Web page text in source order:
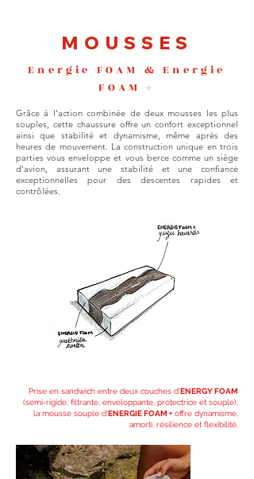
MOUSSES
Energie FOAM & Energie
FOAM +
Grâce à l'action combinée de deux mousses les plus
souples, cette chaussure offre un confort exceptionnel
ainsi que stabilité et dynamisme, même après des
heures de mouvement. La construction unique en trois
parties vous enveloppe et vous berce comme un siège
d'avion, assurant une stabilité et une confiance
exceptionnelles pour des descentes rapides et
contrôlées.
Prise en sandwich entre deux couches d'ENERGY FOAM
(semi-rigide, filtrante, enveloppante, protectrice et souple),
la mousse souple d'ENERGIE FOAM + offre dynamisme,
amorti, résilience et flexibilité.